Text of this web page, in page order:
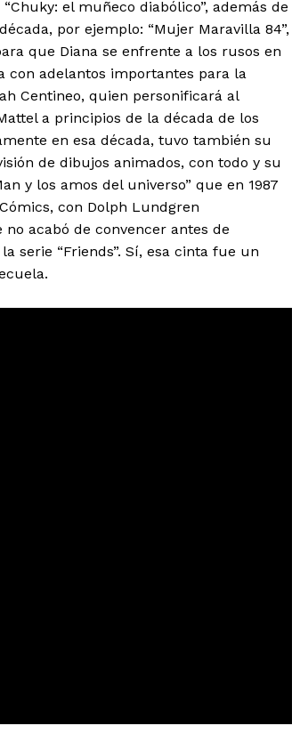
“Chuky: el muñeco diabólico”, además de
por ejemplo: “Mujer Maravilla 84”,
que Diana se enfrente a los rusos en
con adelantos importantes para la
Centineo, quien personificará al
a principios de la década de los
en esa década, tuvo también su
de dibujos animados, con todo y su
y los amos del universo” que en 1987
con Dolph Lundgren
acabó de convencer antes de
serie “Friends”. Sí, esa cinta fue un